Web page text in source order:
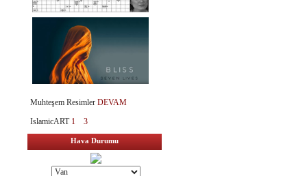
Muhteşem Resimler DEVAM
IslamicART 1 3
Hava Durumu